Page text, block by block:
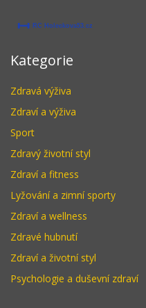
Kategorie
Zdravá výživa
Zdraví a výživa
Sport
Zdravý životní styl
Zdraví a fitness
Lyžování a zimní sporty
Zdraví a wellness
Zdravé hubnutí
Zdraví a životní styl
Psychologie a duševní zdraví